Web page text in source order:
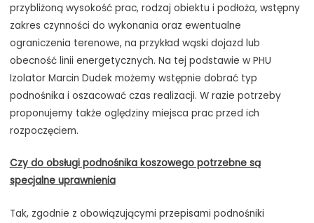
przybliżoną wysokość prac, rodzaj obiektu i podłoża, wstępny
zakres czynności do wykonania oraz ewentualne
ograniczenia terenowe, na przykład wąski dojazd lub
obecność linii energetycznych. Na tej podstawie w PHU
Izolator Marcin Dudek możemy wstępnie dobrać typ
podnośnika i oszacować czas realizacji. W razie potrzeby
proponujemy także oględziny miejsca prac przed ich
rozpoczęciem.
Czy do obsługi podnośnika koszowego potrzebne są
specjalne uprawnienia
Tak, zgodnie z obowiązującymi przepisami podnośniki